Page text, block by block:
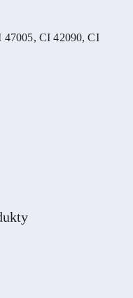
47005, CI 42090, CI